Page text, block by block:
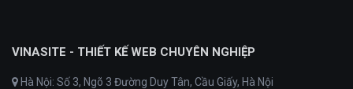
VINASITE - THIẾT KẾ WEB CHUYÊN NGHIỆP
Hà Nội: Số 3, Ngõ 3 Đường Duy Tân, Cầu Giấy, Hà Nội